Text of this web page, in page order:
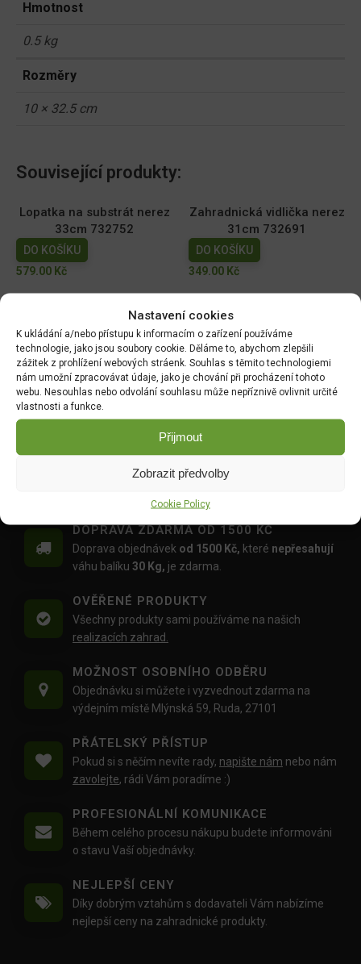
Nastavení cookies
K ukládání a/nebo přístupu k informacím o zařízení používáme
technologie, jako jsou soubory cookie. Děláme to, abychom zlepšili
zážitek z prohlížení webových stráenk. Souhlas s těmito technologiemi
nám umožní zpracovávat údaje, jako je chování při procházení tohoto
webu. Nesouhlas nebo odvolání souhlasu může nepříznivě ovlivnit určité
vlastnosti a funkce.
Přijmout
Zobrazit předvolby
Cookie Policy
Hmotnost
0.5 kg
Rozměry
10 × 32.5 cm
Související produkty:
Lopatka na substrát nerez
33cm 732752
DO KOŠÍKU
579.00 Kč
Zahradnická vidlička nerez
31cm 732691
DO KOŠÍKU
349.00 Kč
nerez 30cm 732776
DO KOŠÍKU
399.00Kč
28,5cm 732813
DO KOŠÍKU
389.00 Kč
Úzká lopatka nerez 33cm
732837
369.00Kč
Sázecí kolík nerez 28cm
DO KOŠÍKU
369.00Kč
DOPRAVA ZDARMA OD 1500 KČ
Doprava objednávek od 1500 Kč, které nepřesahují
váhu balíku 30 Kg, je zdarma.
OVĚŘENÉ PRODUKTY
Všechny produkty sami používáme na našich
realizacích zahrad.
MOŽNOST OSOBNÍHO ODBĚRU
Objednávku si můžete i vyzvednout zdarma na
výdejním místě Mlýnská 59, Ruda, 27101
PŘÁTELSKÝ PŘÍSTUP
Pokud si s něčím nevíte rady, napište nám nebo nám
zavolejte, rádi Vám poradíme :)
PROFESIONÁLNÍ KOMUNIKACE
Během celého procesu nákupu budete informováni
o stavu Vaší objednávky.
NEJLEPŠÍ CENY
Díky dobrým vztahům s dodavateli Vám nabízíme
nejlepší ceny na zahradnické produkty.